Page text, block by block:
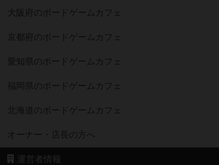
大阪府のボードゲームカフェ
京都府のボードゲームカフェ
愛知県のボードゲームカフェ
福岡県のボードゲームカフェ
北海道のボードゲームカフェ
オーナー・店長の方へ
運営者情報